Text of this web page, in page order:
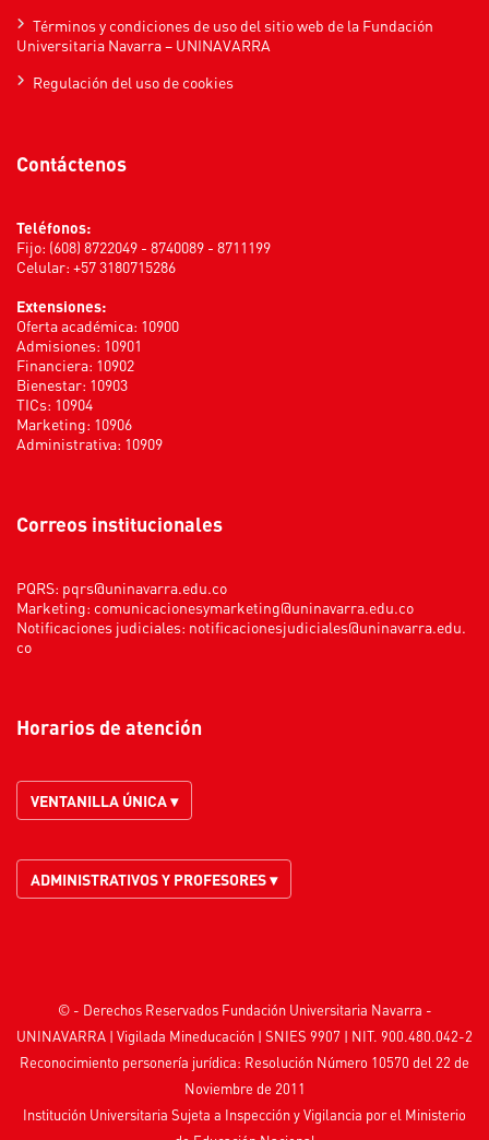
Términos y condiciones de uso del sitio web de la Fundación
Universitaria Navarra – UNINAVARRA
Regulación del uso de cookies
Contáctenos
Teléfonos:
Fijo: (608) 8722049 - 8740089 - 8711199
Celular: +57 3180715286
Extensiones:
Oferta académica: 10900
Admisiones: 10901
Financiera: 10902
Bienestar: 10903
TICs: 10904
Marketing: 10906
Administrativa: 10909
Correos institucionales
PQRS: pqrs@uninavarra.edu.co
Marketing: comunicacionesymarketing@uninavarra.edu.co
Notificaciones judiciales: notificacionesjudiciales@uninavarra.edu.
co
Horarios de atención
VENTANILLA ÚNICA ▾
ADMINISTRATIVOS Y PROFESORES ▾
© - Derechos Reservados Fundación Universitaria Navarra -
UNINAVARRA | Vigilada Mineducación | SNIES 9907 | NIT. 900.480.042-2
Reconocimiento personería jurídica: Resolución Número 10570 del 22 de
Noviembre de 2011
Institución Universitaria Sujeta a Inspección y Vigilancia por el Ministerio